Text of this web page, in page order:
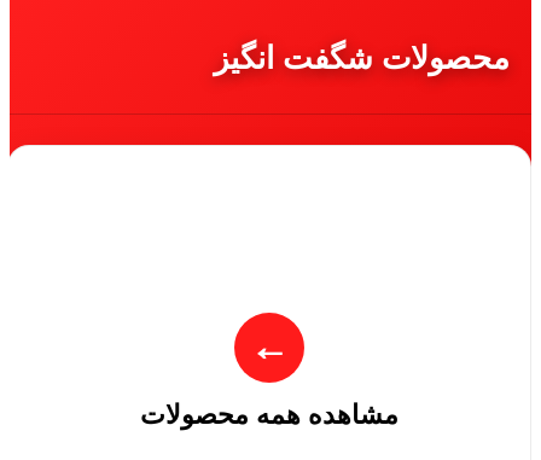
محصولات شگفت انگیز
←
مشاهده همه محصولات